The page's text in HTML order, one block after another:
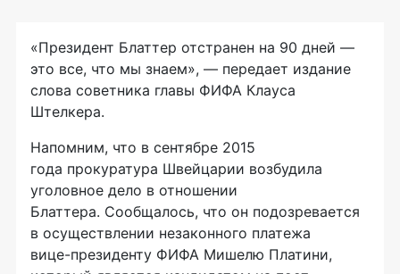
«Президент Блаттер отстранен на 90 дней —
это все, что мы знаем», — передает издание
слова советника главы ФИФА Клауса
Штелкера.
Напомним, что в сентябре 2015
года прокуратура Швейцарии возбудила
уголовное дело в отношении
Блаттера. Сообщалось, что он подозревается
в осуществлении незаконного платежа
вице-президенту ФИФА Мишелю Платини,